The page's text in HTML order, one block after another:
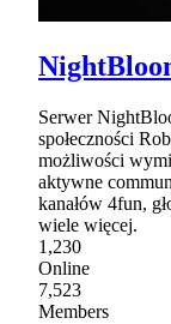
Serwer
społeczności
możliwości
aktywne
kanałów 4fun,
wiele więcej.
1,230
Online
7,523
Members